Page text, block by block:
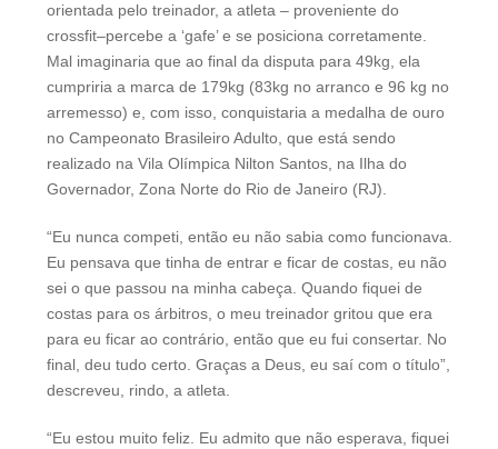
orientada pelo treinador, a atleta – proveniente do
crossfit–percebe a ‘gafe’ e se posiciona corretamente.
Mal imaginaria que ao final da disputa para 49kg, ela
cumpriria a marca de 179kg (83kg no arranco e 96 kg no
arremesso) e, com isso, conquistaria a medalha de ouro
no Campeonato Brasileiro Adulto, que está sendo
realizado na Vila Olímpica Nilton Santos, na Ilha do
Governador, Zona Norte do Rio de Janeiro (RJ).
“Eu nunca competi, então eu não sabia como funcionava.
Eu pensava que tinha de entrar e ficar de costas, eu não
sei o que passou na minha cabeça. Quando fiquei de
costas para os árbitros, o meu treinador gritou que era
para eu ficar ao contrário, então que eu fui consertar. No
final, deu tudo certo. Graças a Deus, eu saí com o título”,
descreveu, rindo, a atleta.
“Eu estou muito feliz. Eu admito que não esperava, fiquei